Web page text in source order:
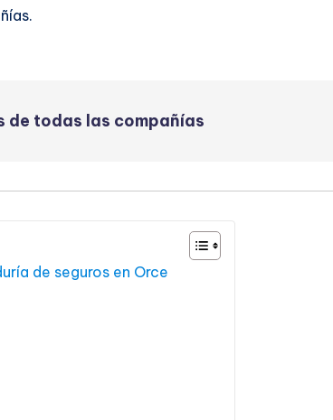
de todas las compañías
de seguros en Orce